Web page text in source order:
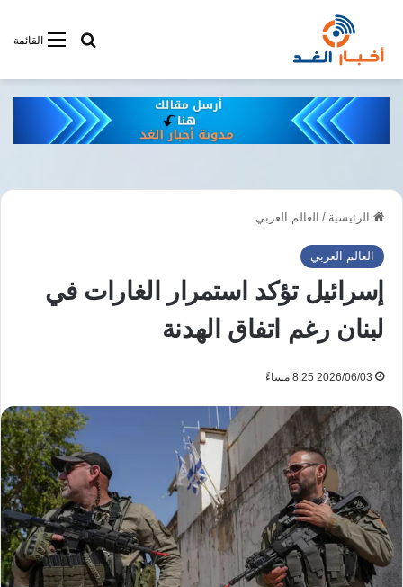
القائمةأبحت فى
الرئيسية / العالم العربي
العالم العربي
إسرائيل تؤكد استمرار الغارات في
لبنان رغم اتفاق الهدنة
2026/06/03 8:25 مساءً